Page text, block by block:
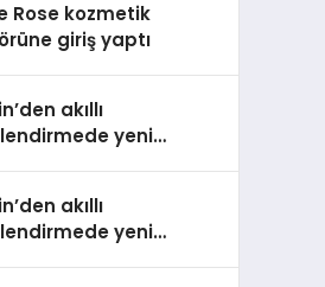
Rose kozmetik
giriş yaptı
akıllı
yeni
akıllı
yeni